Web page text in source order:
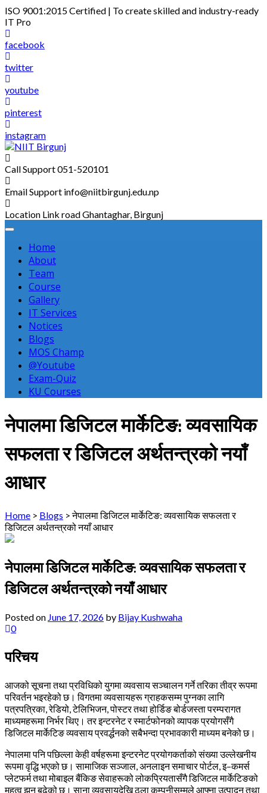
Skip
to
content
ISO 9001:2015 Certified | To create skilled and industry-ready
IT Pro
facebook
twitter
youtube
pinterest
instagram
Call Support051-520101
Email Support info@niitbirgunj.edu.np
Location Link road Ghantaghar, Birgunj
Home
About
Team
Course
Gallery
IT Services
Notices
Blogs
MOS Champ
@Youtube
Exam-Quiz
KU Courses
नेपालमा डिजिटल मार्केटिङ: व्यवसायिक
सफलता र डिजिटल अर्थतन्त्रको नयाँ
आधार
Home > Blogs >नेपालमा डिजिटल मार्केटिङ: व्यवसायिक सफलता र
डिजिटल अर्थतन्त्रको नयाँ आधार
नेपालमा डिजिटल मार्केटिङ: व्यवसायिक सफलता र
डिजिटल अर्थतन्त्रको नयाँ आधार
Posted on June 17, 2026 by Bijay Kushwaha
0
परिचय
आजको सूचना तथा प्रविधिको युगमा व्यवसाय सञ्चालन गर्ने तरिका तीव्र रूपमा
परिवर्तन भइरहेको छ। विगतमा व्यवसायहरू ग्राहकसम्म पुग्नका लागि
पत्रपत्रिका, रेडियो, टेलिभिजन, पोस्टर तथा होर्डिङ बोर्डजस्ता परम्परागत
माध्यमहरूमा निर्भर थिए। तर इन्टरनेट र स्मार्टफोनको व्यापक प्रयोगसँगै
डिजिटल मार्केटिङ व्यवसाय प्रवर्द्धनको सबैभन्दा प्रभावकारी माध्यम बनेको छ।
नेपालमा पनि पछिल्ला केही वर्षहरूमा इन्टरनेट प्रयोगकर्ताको संख्या उल्लेखनीय
रूपमा वृद्धि भएको छ। सामाजिक सञ्जाल, अनलाइन समाचार पोर्टल, इ–कमर्स
प्लेटफर्म तथा मोबाइल बैंकिङ सेवाहरूको लोकप्रियतासँगै डिजिटल मार्केटिङको
महत्व झन् बढेको छ। साना व्यवसायदेखि ठूला कम्पनीसम्मले आफ्ना उत्पादन तथा